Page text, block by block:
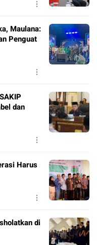
Maulana:
Penguat
dan
Harus
di